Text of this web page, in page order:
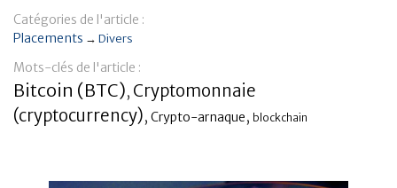
Patrimoine
Immobilier
Banque
Catégories de l'article :
Placements → Divers
Mots-clés de l'article :
Bitcoin (BTC), Cryptomonnaie
(cryptocurrency), Crypto-arnaque, blockchain